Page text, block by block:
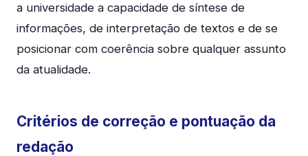
a universidade a capacidade de síntese de
informações, de interpretação de textos e de se
posicionar com coerência sobre qualquer assunto
da atualidade.
Critérios de correção e pontuação da
redação